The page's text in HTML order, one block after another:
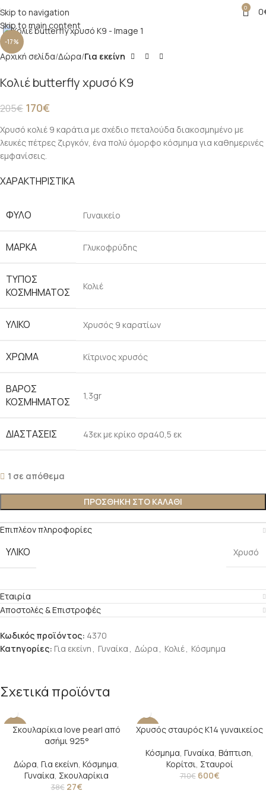
Skip to navigation
Skip to main content
0 0
-17%
Click to enlarge
Αρχική σελίδα Δώρα Για εκείνη
Κολιέ butterfly χρυσό Κ9
205€ 170€
Χρυσό κολιέ 9 καράτια με σχέδιο πεταλούδα διακοσμημένο με
λευκές πέτρες ζιργκόν, ένα πολύ όμορφο κόσμημα για καθημερινές
εμφανίσεις.
ΧΑΡΑΚΤΗΡΙΣΤΙΚΑ
ΦΥΛΟ Γυναικείο
ΜΑΡΚΑ Γλυκοφρύδης
ΤΥΠΟΣ
ΚΟΣΜΗΜΑΤΟΣ
Κολιέ
ΥΛΙΚΟ Χρυσός 9 καρατίων
ΧΡΩΜΑ Kίτρινος χρυσός
ΒΑΡΟΣ
ΚΟΣΜΗΜΑΤΟΣ
1,3gr
ΔΙΑΣΤΑΣΕΙΣ 43εκ με κρίκο σρα40,5 εκ
1 σε απόθεμα
ΠΡΟΣΘΗΚΗ ΣΤΟ ΚΑΛΑΘΙ
Επιπλέον πληροφορίες
ΥΛΙΚΟ Χρυσό
Εταιρία
Αποστολές & Επιστροφές
Κωδικός προϊόντος: 4370
Κατηγορίες: Για εκείνη , Γυναίκα , Δώρα , Κολιέ, Κόσμημα
Σχετικά προϊόντα
-29%
Σκουλαρίκια love pearl από
ασήμι 925°
Δώρα, Για εκείνη, Κόσμημα,
Γυναίκα, Σκουλαρίκια
38€ 27€
-15%
Χρυσός σταυρός Κ14 γυναικείος
Κόσμημα, Γυναίκα, Βάπτιση,
Κορίτσι, Σταυροί
710€ 600€